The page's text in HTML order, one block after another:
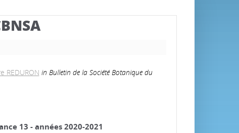
REDURON in Bulletin de la Société Botanique du
13 - années 2020-2021